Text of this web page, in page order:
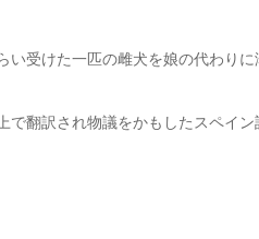
受けた一匹の雌犬を娘の代わり
翻訳され物議をかもしたスペイン